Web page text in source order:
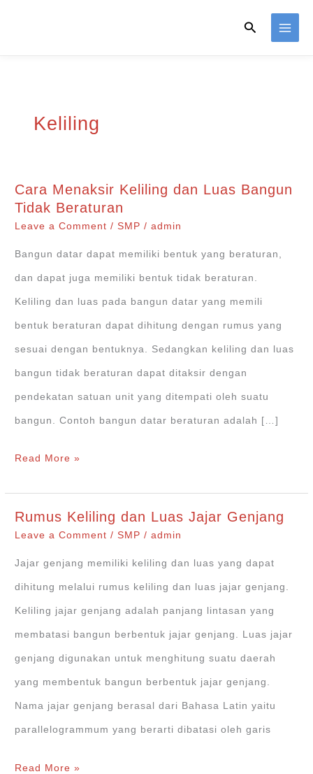
Search
Keliling
Cara Menaksir Keliling dan Luas Bangun
Tidak Beraturan
Leave a Comment /SMP /admin
Bangun datar dapat memiliki bentuk yang beraturan,
dan dapat juga memiliki bentuk tidak beraturan.
Keliling dan luas pada bangun datar yang memili
bentuk beraturan dapat dihitung dengan rumus yang
sesuai dengan bentuknya. Sedangkan keliling dan luas
bangun tidak beraturan dapat ditaksir dengan
pendekatan satuan unit yang ditempati oleh suatu
bangun. Contoh bangun datar beraturan adalah […]
Cara
dan
Read More »
Rumus Keliling dan Luas Jajar Genjang
Leave a Comment /SMP /admin
Jajar genjang memiliki keliling dan luas yang dapat
dihitung melalui rumus keliling dan luas jajar genjang.
Keliling jajar genjang adalah panjang lintasan yang
membatasi bangun berbentuk jajar genjang. Luas jajar
genjang digunakan untuk menghitung suatu daerah
yang membentuk bangun berbentuk jajar genjang.
Nama jajar genjang berasal dari Bahasa Latin yaitu
parallelogrammum yang berarti dibatasi oleh garis
Rumus
Read More »